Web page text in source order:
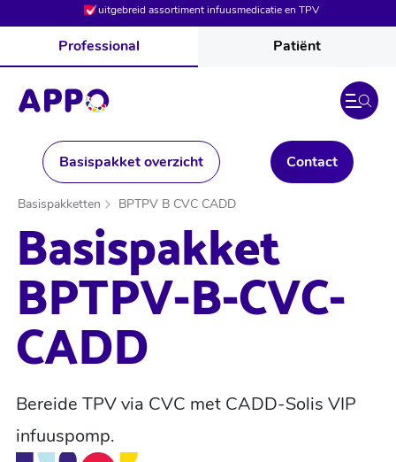
uitgebreid assortiment infuusmedicatie en TPV
Professional Patiënt
Basispakket overzicht Contact
Basispakketten BPTPV B CVC CADD
Basispakket
BPTPV-B-CVC-
CADD
Bereide TPV via CVC met CADD-Solis VIP
infuuspomp.